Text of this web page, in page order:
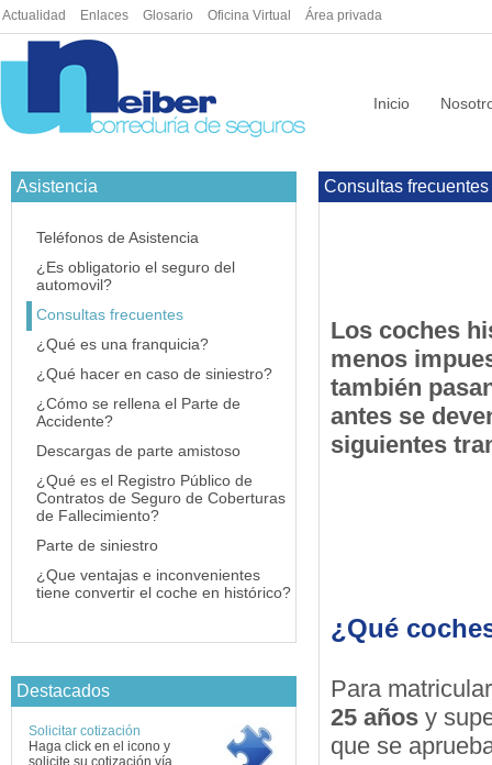
Actualidad Enlaces Glosario Oficina Virtual Área privada
Inicio
Asistencia
Teléfonos de Asistencia
¿Es obligatorio el seguro del
automovil?
Consultas frecuentes
¿Qué es una franquicia?
¿Qué hacer en caso de siniestro?
¿Cómo se rellena el Parte de
Accidente?
Descargas de parte amistoso
¿Qué es el Registro Público de
Contratos de Seguro de Coberturas
de Fallecimiento?
Parte de siniestro
¿Que ventajas e inconvenientes
tiene convertir el coche en histórico?
Destacados
Solicitar cotización
Haga click en el icono y
solicite su cotización vía
Consultas frecuentes
Los coches
menos
también
antes se
siguientes
¿Qué
Para
25 años y
que se